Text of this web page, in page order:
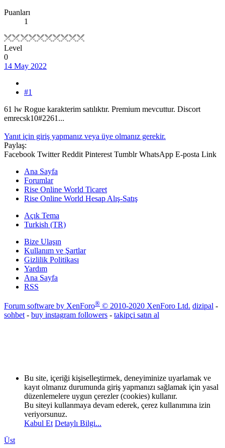
Puanları
1
Level
0
14 May 2022
#1
61 lw Rogue karakterim satılıktır. Premium mevcuttur. Discort
emrecsk10#2261...
Yanıt için giriş yapmanız veya üye olmanız gerekir.
Paylaş:
Facebook Twitter Reddit Pinterest Tumblr WhatsApp E-posta Link
Ana Sayfa
Forumlar
Rise Online World Ticaret
Rise Online World Hesap Alış-Satış
Açık Tema
Turkish (TR)
Bize Ulaşın
Kullanım ve Şartlar
Gizlilik Politikası
Yardım
Ana Sayfa
RSS
Forum software by XenForo® © 2010-2020 XenForo Ltd. dizipal -
sohbet - buy instagram followers - takipçi satın al
Bu site, içeriği kişiselleştirmek, deneyiminize uyarlamak ve
kayıt olmanız durumunda giriş yapmanızı sağlamak için yasal
düzenlemelere uygun çerezler (cookies) kullanır.
Bu siteyi kullanmaya devam ederek, çerez kullanımına izin
veriyorsunuz.
Kabul Et Detaylı Bilgi...
Üst